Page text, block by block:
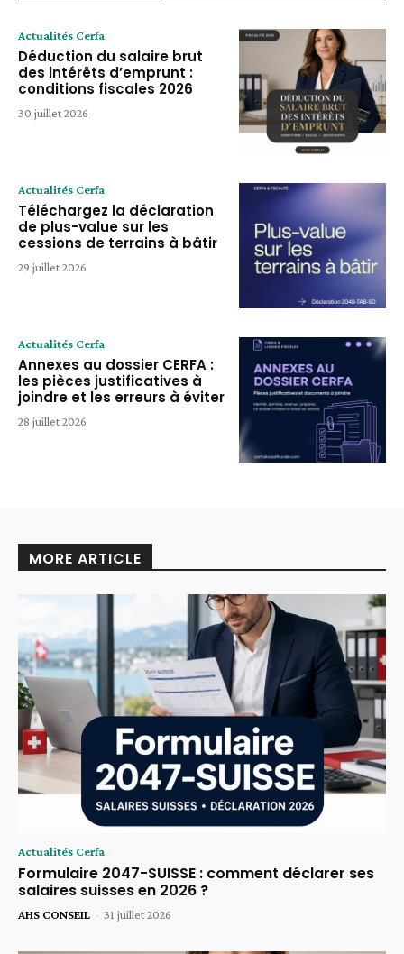
Actualités Cerfa
Déduction du salaire brut
des intérêts d’emprunt :
conditions fiscales 2026
30 juillet 2026
Actualités Cerfa
Téléchargez la déclaration
de plus-value sur les
cessions de terrains à bâtir
29 juillet 2026
Actualités Cerfa
Annexes au dossier CERFA :
les pièces justificatives à
joindre et les erreurs à éviter
28 juillet 2026
MORE ARTICLE
Actualités Cerfa
Formulaire 2047-SUISSE : comment déclarer ses
salaires suisses en 2026 ?
AHS CONSEIL - 31 juillet 2026